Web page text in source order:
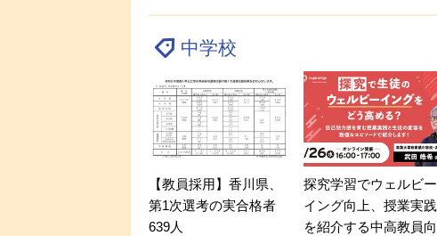
中学校
【教員採用】香川県、
第1次選考の実合格者
639人
探究学習でウェルビー
イング向上、授業実践
を紹介する中高教員向